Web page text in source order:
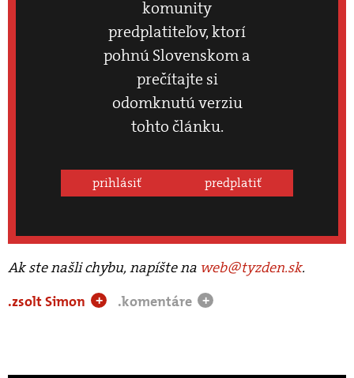
komunity
predplatiteľov, ktorí
pohnú Slovenskom a
prečítajte si
odomknutú verziu
tohto článku.
prihlásiť predplatiť
Ak ste našli chybu, napíšte na web@tyzden.sk.
.zsolt Simon
+ .komentáre +